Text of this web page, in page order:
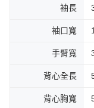
袖長
袖口寬
手臂寬
背心全長
背心胸寬